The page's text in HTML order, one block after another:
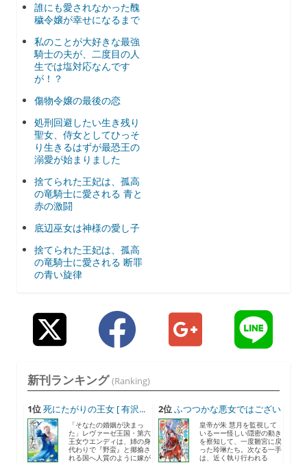
誰にも愛されなかった醜
穢令嬢が幸せになるまで
私のことが大好きな最強
騎士の夫が、二度目の人
生では塩対応なんです
が！？
傷物令嬢の最後の恋
処刑回避したい生き残り
聖女、侍女としてひっそ
り生きるはずが最恐王の
溺愛が始まりました
捨てられた王妃は、孤高
の竜騎士に愛される 青と
赤の激闘
底辺巫女は神様の愛し子
捨てられた王妃は、孤高
の竜騎士に愛される 断罪
の青い旋律
新刊ランキング (Ranking)
1位死にたがりの王女 [ 有沢...
「そなたの婚姻が決まっ
た」レヴァーゼ王国・第六
王女ウエンディは、姉の身
代わりで『野蛮』と揶揄さ
れる国へ人質のように嫁が
2位ふつつかな悪女ではござい
ま...
皇帝が朱 慧月を監視して
いるーー怪しい隠密の動き
を察知して、一度雛宮に戻
った玲琳たち。次なる一手
は、近く執り行われる